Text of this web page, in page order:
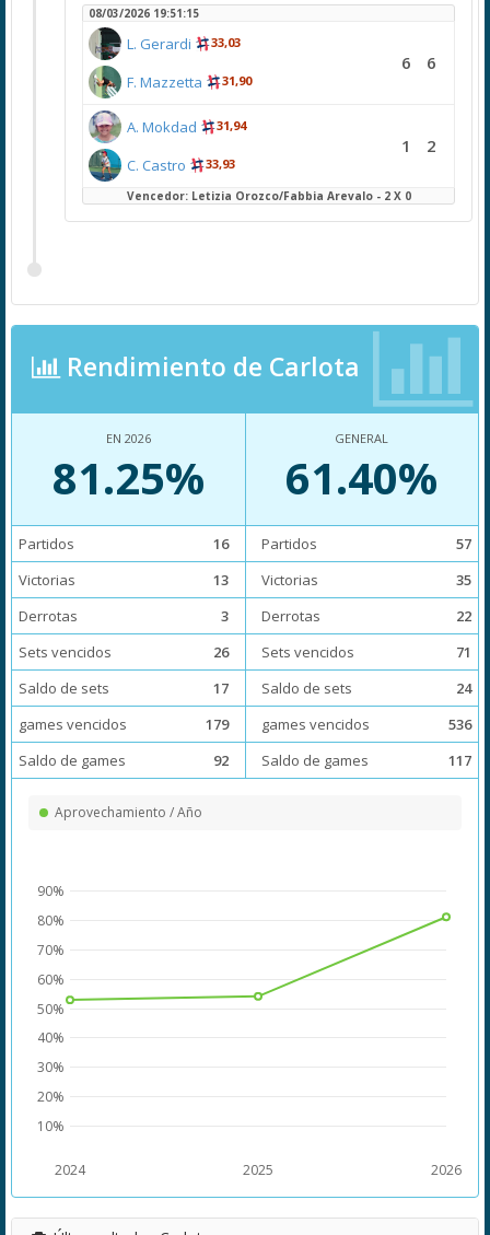
08/03/2026 19:51:15
L. Gerardi 33,03
F. Mazzetta 31,90
6 6
A. Mokdad 31,94
C. Castro 33,93
1 2
Vencedor: Letizia Orozco/Fabbia Arevalo - 2 X 0
Rendimiento de Carlota
EN 2026
81.25%
Partidos
16
Victorias
13
Derrotas
3
Sets vencidos
26
Saldo de sets
17
games vencidos
179
Saldo de games
92
GENERAL
61.40%
Partidos
57
Victorias
35
Derrotas
22
Sets vencidos
71
Saldo de sets
24
games vencidos
536
Saldo de games
117
Aprovechamiento / Año
2024 2025 2026
10%
20%
30%
40%
50%
60%
70%
80%
90%